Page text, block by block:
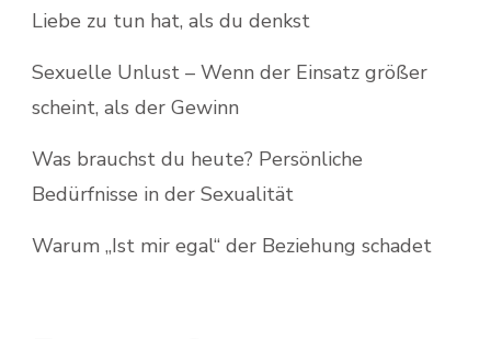
Liebe zu tun hat, als du denkst
Sexuelle Unlust – Wenn der Einsatz größer
scheint, als der Gewinn
Was brauchst du heute? Persönliche
Bedürfnisse in der Sexualität
Warum „Ist mir egal“ der Beziehung schadet